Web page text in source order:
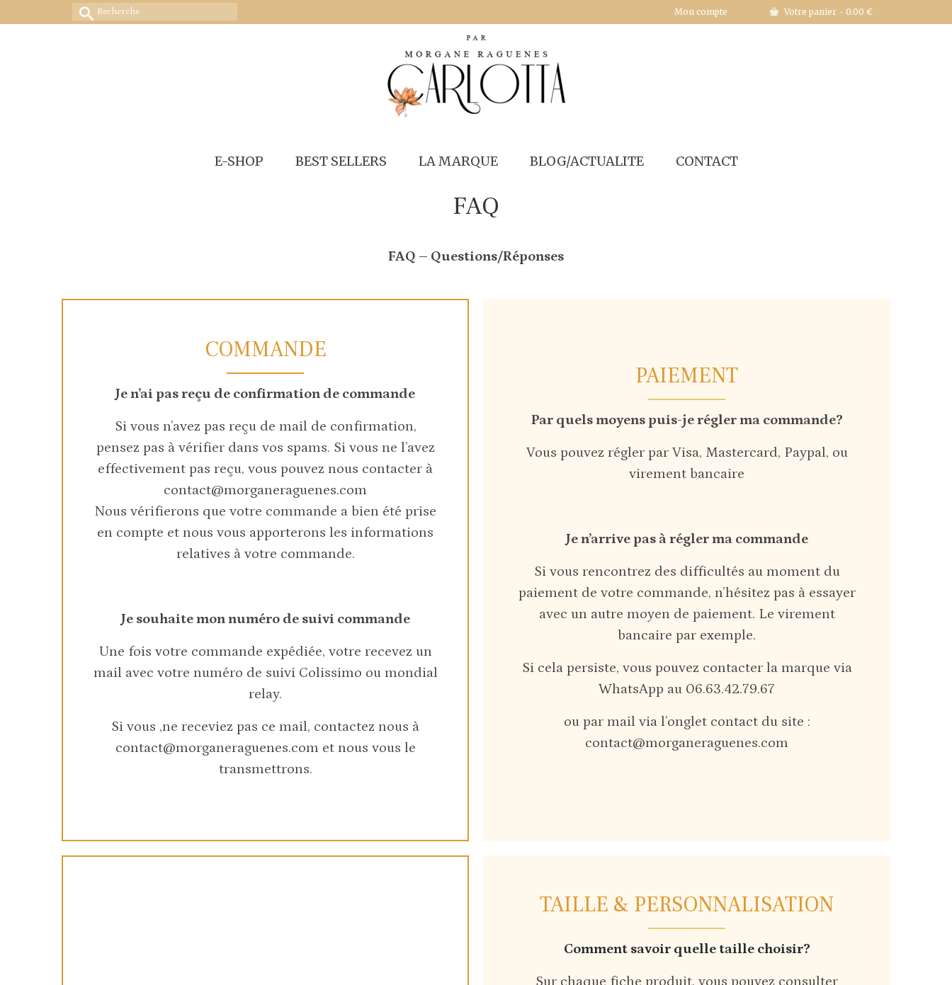
Mon compte Votre panier - 0.00 €
Rechercher :
E-SHOP BEST SELLERS LA MARQUE BLOG/ACTUALITE CONTACT
FAQ
FAQ – Questions/Réponses
COMMANDE
Je n’ai pas reçu de confirmation de commande
Si vous n’avez pas reçu de mail de confirmation,
pensez pas à vérifier dans vos spams. Si vous ne l’avez
effectivement pas reçu, vous pouvez nous contacter à
contact@morganeraguenes.com
Nous vérifierons que votre commande a bien été prise
en compte et nous vous apporterons les informations
relatives à votre commande.
Je souhaite mon numéro de suivi commande
Une fois votre commande expédiée, votre recevez un
mail avec votre numéro de suivi Colissimo ou mondial
relay.
Si vous ,ne receviez pas ce mail, contactez nous à
contact@morganeraguenes.com et nous vous le
transmettrons.
PAIEMENT
Par quels moyens puis-je régler ma commande?
Vous pouvez régler par Visa, Mastercard, Paypal, ou
virement bancaire
Je n’arrive pas à régler ma commande
Si vous rencontrez des difficultés au moment du
paiement de votre commande, n’hésitez pas à essayer
avec un autre moyen de paiement. Le virement
bancaire par exemple.
Si cela persiste, vous pouvez contacter la marque via
WhatsApp au 06.63.42.79.67
ou par mail via l’onglet contact du site :
contact@morganeraguenes.com
TAILLE & PERSONNALISATION
Comment savoir quelle taille choisir?
Sur chaque fiche produit, vous pouvez consulter